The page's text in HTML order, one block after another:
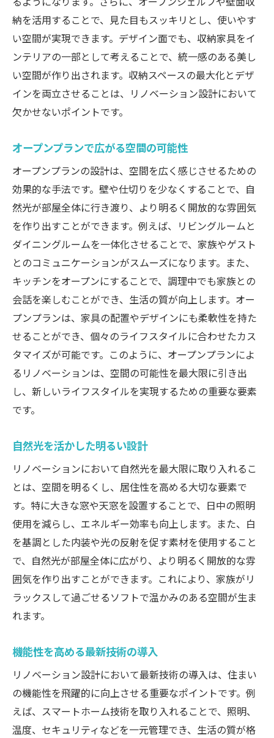
納を活用することで、見た目もスッキリとし、使いやす
い空間が実現できます。デザイン面でも、収納家具をイ
ンテリアの一部として考えることで、統一感のある美し
い空間が作り出されます。収納スペースの最大化とデザ
インを両立させることは、リノベーション設計において
欠かせないポイントです。
オープンプランで広がる空間の可能性
オープンプランの設計は、空間を広く感じさせるための
効果的な手法です。壁や仕切りを少なくすることで、自
然光が部屋全体に行き渡り、より明るく開放的な雰囲気
を作り出すことができます。例えば、リビングルームと
ダイニングルームを一体化させることで、家族やゲスト
とのコミュニケーションがスムーズになります。また、
キッチンをオープンにすることで、調理中でも家族との
会話を楽しむことができ、生活の質が向上します。オー
プンプランは、家具の配置やデザインにも柔軟性を持た
せることができ、個々のライフスタイルに合わせたカス
タマイズが可能です。このように、オープンプランによ
るリノベーションは、空間の可能性を最大限に引き出
し、新しいライフスタイルを実現するための重要な要素
です。
自然光を活かした明るい設計
リノベーションにおいて自然光を最大限に取り入れるこ
とは、空間を明るくし、居住性を高める大切な要素で
す。特に大きな窓や天窓を設置することで、日中の照明
使用を減らし、エネルギー効率も向上します。また、白
を基調とした内装や光の反射を促す素材を使用すること
で、自然光が部屋全体に広がり、より明るく開放的な雰
囲気を作り出すことができます。これにより、家族がリ
ラックスして過ごせるソフトで温かみのある空間が生ま
れます。
機能性を高める最新技術の導入
リノベーション設計において最新技術の導入は、住まい
の機能性を飛躍的に向上させる重要なポイントです。例
えば、スマートホーム技術を取り入れることで、照明、
温度、セキュリティなどを一元管理でき、生活の質が格